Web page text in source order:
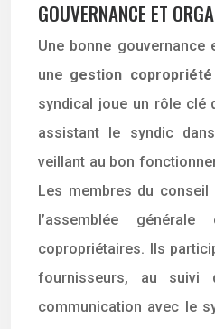
GOUVERNANCE ET
Une bonne gouvernance
une gestion
syndical joue un rôle clé
assistant le syndic
veillant au bon
Les membres du
l’assemblée
copropriétaires. Ils
fournisseurs, au
communication avec le